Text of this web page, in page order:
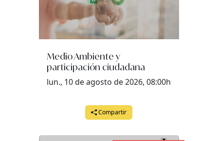
Medio Ambiente y
participación ciudadana
lun., 10 de agosto de 2026, 08:00h
Compartir